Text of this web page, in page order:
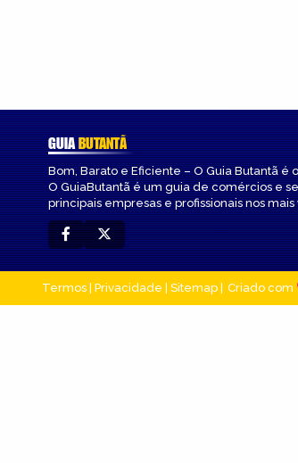
GUIABUTANTÃ
Bom, Barato e Eficiente – O Guia Butantã
O GuiaButantã é um guia de comércios e
principais empresas e profissionais nos
Termos | Privacidade | Sitemap Criado com